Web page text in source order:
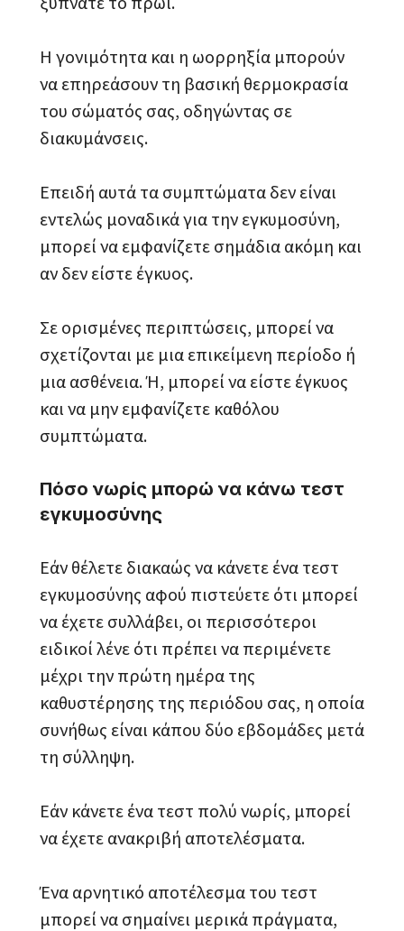
Η γονιμότητα και η ωορρηξία μπορούν
να επηρεάσουν τη βασική θερμοκρασία
του σώματός σας, οδηγώντας σε
διακυμάνσεις.
Επειδή αυτά τα συμπτώματα δεν είναι
εντελώς μοναδικά για την εγκυμοσύνη,
μπορεί να εμφανίζετε σημάδια ακόμη και
αν δεν είστε έγκυος.
Σε ορισμένες περιπτώσεις, μπορεί να
σχετίζονται με μια επικείμενη περίοδο ή
μια ασθένεια. Ή, μπορεί να είστε έγκυος
και να μην εμφανίζετε καθόλου
συμπτώματα.
Πόσο νωρίς μπορώ να κάνω τεστ
εγκυμοσύνης
Εάν θέλετε διακαώς να κάνετε ένα τεστ
εγκυμοσύνης αφού πιστεύετε ότι μπορεί
να έχετε συλλάβει, οι περισσότεροι
ειδικοί λένε ότι πρέπει να περιμένετε
μέχρι την πρώτη ημέρα της
καθυστέρησης της περιόδου σας, η οποία
συνήθως είναι κάπου δύο εβδομάδες μετά
τη σύλληψη.
Εάν κάνετε ένα τεστ πολύ νωρίς, μπορεί
να έχετε ανακριβή αποτελέσματα.
Ένα αρνητικό αποτέλεσμα του τεστ
μπορεί να σημαίνει μερικά πράγματα,